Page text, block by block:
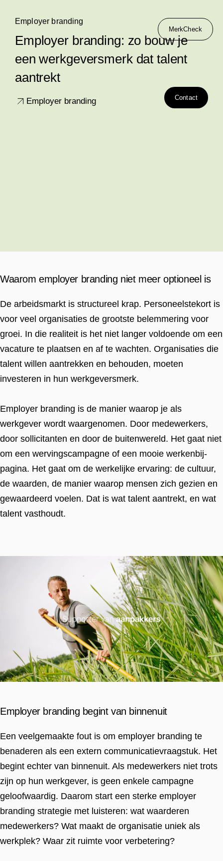
MerkCheck
Employer branding
Employer branding: zo bouw je
een werkgeversmerk dat talent
aantrekt
Employer branding Contact
Waarom employer branding niet meer optioneel is
De arbeidsmarkt is structureel krap. Personeelstekort is
voor veel organisaties de grootste belemmering voor
groei. In die realiteit is het niet langer voldoende om een
vacature te plaatsen en af te wachten. Organisaties die
talent willen aantrekken en behouden, moeten
investeren in hun werkgeversmerk.
Employer branding is de manier waarop je als
werkgever wordt waargenomen. Door medewerkers,
door sollicitanten en door de buitenwereld. Het gaat niet
om een wervingscampagne of een mooie werkenbij-
pagina. Het gaat om de werkelijke ervaring: de cultuur,
de waarden, de manier waarop mensen zich gezien en
gewaardeerd voelen. Dat is wat talent aantrekt, en wat
talent vasthoudt.
Employer branding begint van binnenuit
Een veelgemaakte fout is om employer branding te
benaderen als een extern communicatievraagstuk. Het
begint echter van binnenuit. Als medewerkers niet trots
zijn op hun werkgever, is geen enkele campagne
geloofwaardig. Daarom start een sterke employer
branding strategie met luisteren: wat waarderen
medewerkers? Wat maakt de organisatie uniek als
werkplek? Waar zit ruimte voor verbetering?